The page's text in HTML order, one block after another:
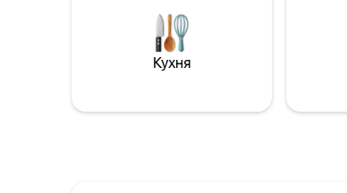
(різні знижки) Поруч знаходяться:
автобусна станція Krattigen Dorf/Post
(4 хвилини ходьби), сільський магазин,
Кухня